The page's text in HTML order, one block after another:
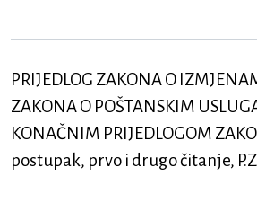
PRIJEDLOG ZAKONA O
ZAKONA O POŠTANSKIM
KONAČNIM PRIJEDLOGOM
postupak, prvo i drugo čitanje,